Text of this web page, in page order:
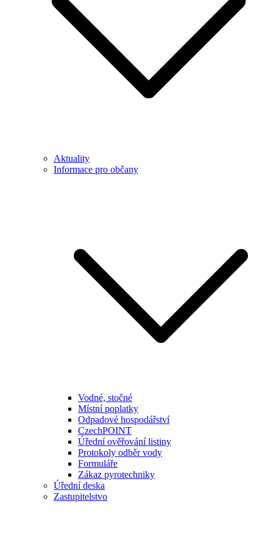
Aktuality
Informace pro občany
Vodné, stočné
Místní poplatky
Odpadové hospodářství
CzechPOINT
Úřední ověřování listiny
Protokoly odběr vody
Formuláře
Zákaz pyrotechniky
Úřední deska
Zastupitelstvo